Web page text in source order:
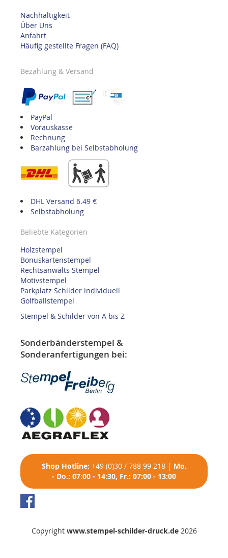
Nachhaltigkeit
Über Uns
Anfahrt
Häufig gestellte Fragen (FAQ)
Bezahlung & Versand
PayPal
Vorauskasse
Rechnung
Barzahlung bei Selbstabholung
DHL Versand 6.49 €
Selbstabholung
Beliebte Kategorien
Holzstempel
Bonuskartenstempel
Rechtsanwalts Stempel
Motivstempel
Parkplatz Schilder individuell
Golfballstempel
Stempel & Schilder von A bis Z
Sonderbänderstempel &
Sonderanfertigungen bei:
Shop Hotline: +49 (0)30 / 788 99 218| Mo.
- Do.: 07:00 - 14:30, Fr.: 07:00 - 13:00
Copyright www.stempel-schilder-druck.de2026